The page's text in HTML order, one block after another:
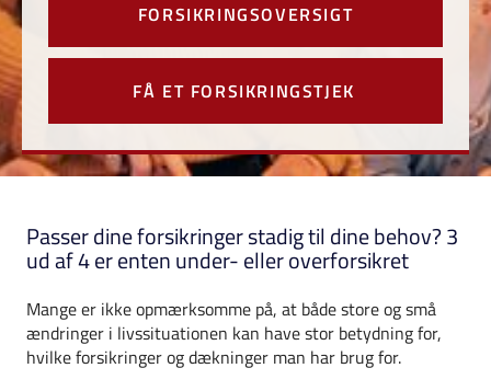
FORSIKRINGSOVERSIGT
FÅ ET FORSIKRINGSTJEK
Passer dine forsikringer stadig til dine behov? 3
ud af 4 er enten under- eller overforsikret
Mange er ikke opmærksomme på, at både store og små
ændringer i livssituationen kan have stor betydning for,
hvilke forsikringer og dækninger man har brug for.